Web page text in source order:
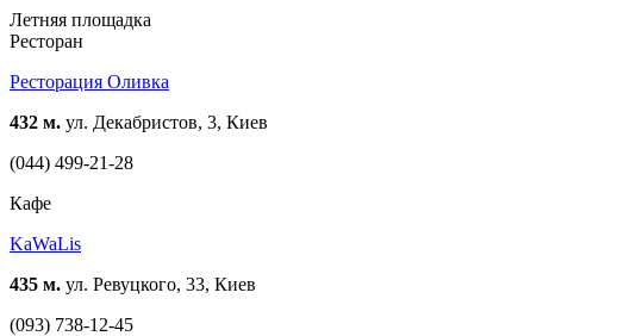
Летняя площадка
Ресторан
Ресторация Оливка
432 м. ул. Декабристов, 3, Киев
(044) 499-21-28
Кафе
KaWaLis
435 м. ул. Ревуцкого, 33, Киев
(093) 738-12-45